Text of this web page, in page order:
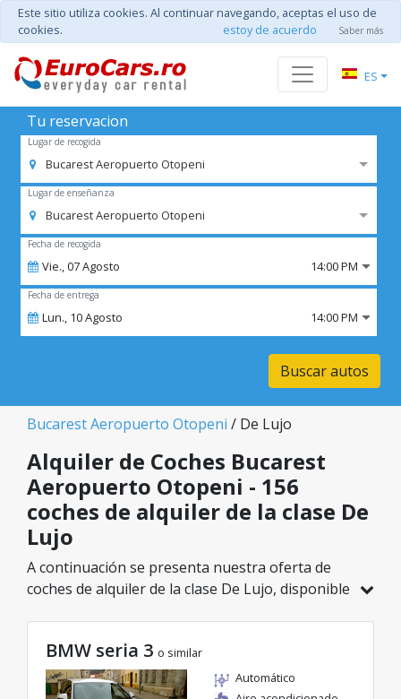
Este sitio utiliza cookies. Al continuar navegando, aceptas el uso de
cookies.
estoy de acuerdo Saber más
ES
Tu reservacion
Lugar de recogida
Bucarest Aeropuerto Otopeni
Lugar de enseñanza
Bucarest Aeropuerto Otopeni
Fecha de recogida
Vie.,07Agosto 14:00 PM
Fecha de entrega
Lun., 10Agosto 14:00 PM
Buscar autos
Bucarest Aeropuerto Otopeni / De Lujo
Alquiler de Coches Bucarest
Aeropuerto Otopeni - 156
coches de alquiler de la clase De
Lujo
A continuación se presenta nuestra oferta de
coches de alquiler de la clase De Lujo, disponible
modelo ideal de la categoría seleccionada, con
tarifas excelentes desde solo 32€/día.
BMW seria 3 o similar
Automático